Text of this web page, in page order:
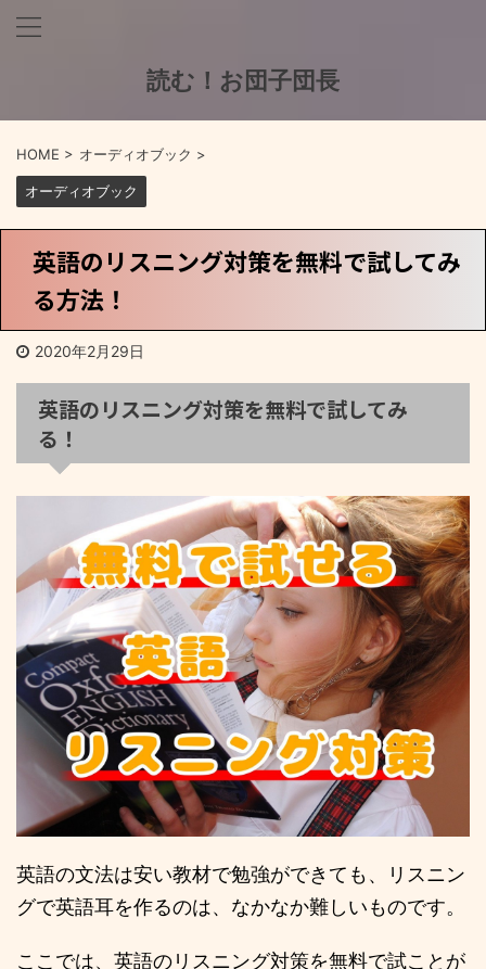
読む！お団子団長
HOME > オーディオブック >
オーディオブック
英語のリスニング対策を無料で試してみ
る方法！
2020年2月29日
英語のリスニング対策を無料で試してみ
る！
英語の文法は安い教材で勉強ができても、リスニン
グで英語耳を作るのは、なかなか難しいものです。
ここでは、英語のリスニング対策を無料で試ことが